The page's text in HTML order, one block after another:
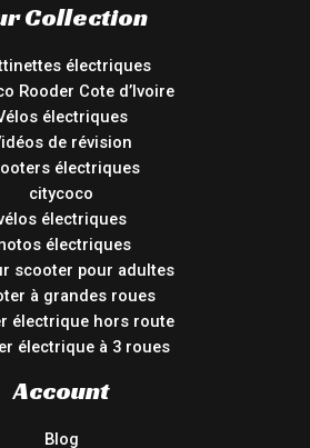
Collection
électriques
Rooder Cote d’Ivoire
électriques
de révision
électriques
citycoco
électriques
électriques
scooter pour adultes
à grandes roues
électrique hors route
électrique à 3 roues
Account
Blog